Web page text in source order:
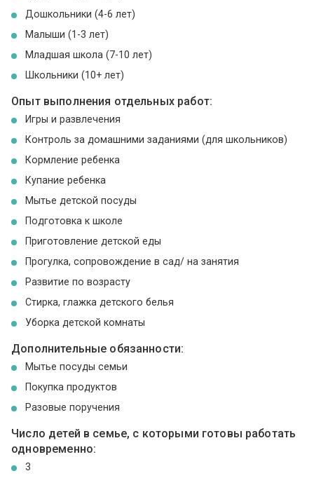
Дошкольники (4-6 лет)
Малыши (1-3 лет)
Младшая школа (7-10 лет)
Школьники (10+ лет)
Опыт выполнения отдельных работ:
Игры и развлечения
Контроль за домашними заданиями (для школьников)
Кормление ребенка
Купание ребенка
Мытье детской посуды
Подготовка к школе
Приготовление детской еды
Прогулка, сопровождение в сад/ на занятия
Развитие по возрасту
Стирка, глажка детского белья
Уборка детской комнаты
Дополнительные обязанности:
Мытье посуды семьи
Покупка продуктов
Разовые поручения
Число детей в семье, с которыми готовы работать
одновременно:
3